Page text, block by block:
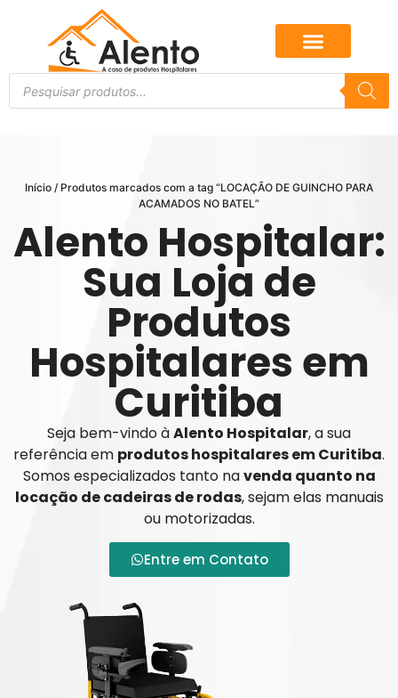
Início / Produtos marcados com a tag “LOCAÇÃO DE GUINCHO PARA
ACAMADOS NO BATEL”
Alento Hospitalar:
Sua Loja de
Produtos
Hospitalares em
Curitiba
Seja bem-vindo àAlento Hospitalar, a sua
referência em produtos hospitalares em Curitiba.
Somos especializados tanto navenda quanto na
locação de cadeiras de rodas, sejam elas manuais
ou motorizadas.
Entre em Contato